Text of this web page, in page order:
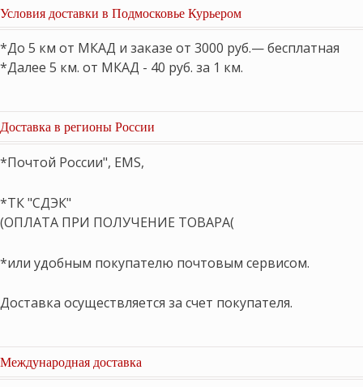
Условия доставки в Подмосковье Курьером
*До 5 км от МКАД и заказе от 3000 руб.— бесплатная
*Далее 5 км. от МКАД - 40 руб. за 1 км.
Доставка в регионы России
*Почтой России", EMS,
*ТК "СДЭК"
(ОПЛАТА ПРИ ПОЛУЧЕНИЕ ТОВАРА(
*или удобным покупателю почтовым сервисом.
Доставка осуществляется за счет покупателя.
Международная доставка